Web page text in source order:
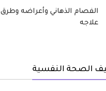
الفصام الذهاني وأعراضه وطرق
علاجه
الصحة النفسية